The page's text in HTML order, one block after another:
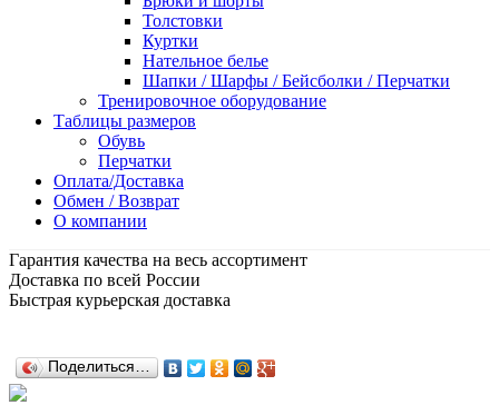
Толстовки
Куртки
Нательное белье
Шапки / Шарфы / Бейсболки / Перчатки
Тренировочное оборудование
Таблицы размеров
Обувь
Перчатки
Оплата/Доставка
Обмен / Возврат
О компании
Гарантия качества на весь ассортимент
Доставка по всей России
Быстрая курьерская доставка
Поделиться…